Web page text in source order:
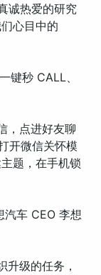
诚热爱的研究
心目中的
键秒 CALL、
，点进好友聊
开微信关怀模
题，在手机锁
汽车 CEO 李想
升级的任务，